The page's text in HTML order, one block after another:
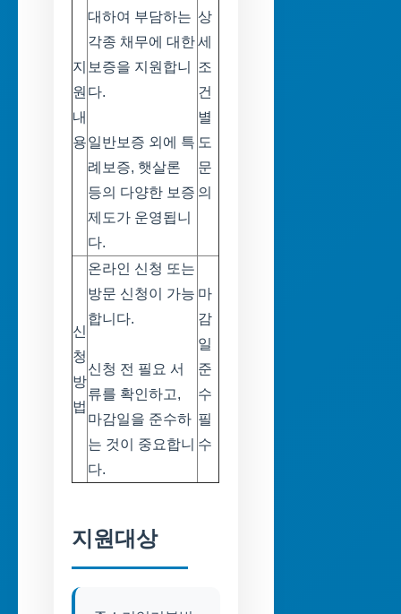
지
원
내
용
대하여 부담하는
각종 채무에 대한
보증을 지원합니
다.
일반보증 외에 특
례보증, 햇살론
등의 다양한 보증
제도가 운영됩니
다.
상
세
조
건
별
도
문
의
신
청
방
법
온라인 신청 또는
방문 신청이 가능
합니다.
신청 전 필요 서
류를 확인하고,
마감일을 준수하
는 것이 중요합니
다.
마
감
일
준
수
필
수
지원대상